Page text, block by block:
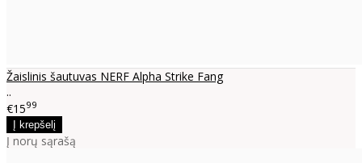
Žaislinis šautuvas NERF Alpha Strike Fang
..
€1599
Į norų sąrašą